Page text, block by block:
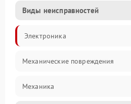
Виды неисправностей
Электроника
Механические повреждения
Механика